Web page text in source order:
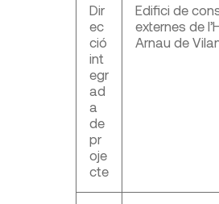
Dir
ec
ció
int
egr
ad
a
de
pr
oje
cte
Edifici de
externes de
Arnau de